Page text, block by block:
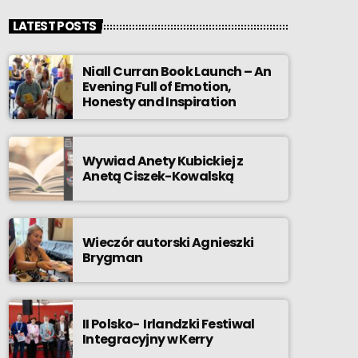
LATEST POSTS
Niall Curran Book Launch – An
Evening Full of Emotion,
Honesty and Inspiration
Wywiad Anety Kubickiej z
Anetą Ciszek-Kowalską
Wieczór autorski Agnieszki
Brygman
II Polsko- Irlandzki Festiwal
Integracyjny w Kerry